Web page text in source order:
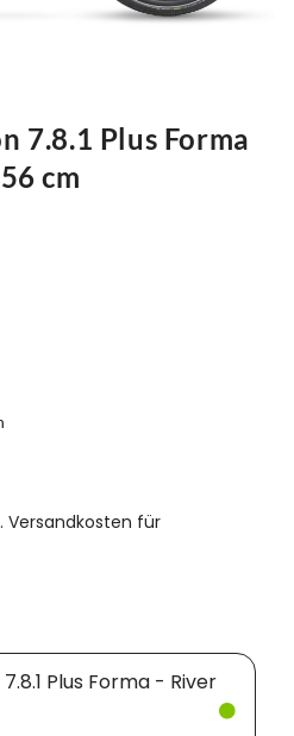
7.8.1 Plus Forma
cm
Versandkosten für
Plus Forma - River